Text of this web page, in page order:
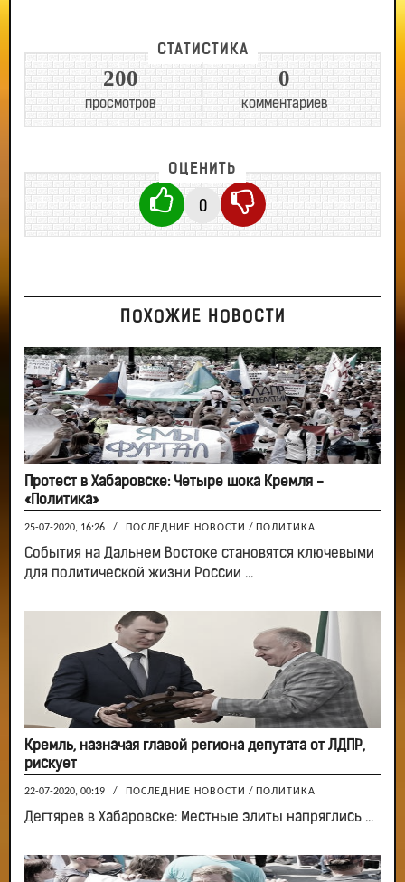
СТАТИСТИКА
200
просмотров
0
комментариев
ОЦЕНИТЬ
0
ПОХОЖИЕ НОВОСТИ
Протест в Хабаровске: Четыре шока Кремля -
«Политика»
25-07-2020, 16:26 / ПОСЛЕДНИЕ НОВОСТИ / ПОЛИТИКА
События на Дальнем Востоке становятся ключевыми
для политической жизни России ...
Кремль, назначая главой региона депутата от ЛДПР,
рискует
22-07-2020, 00:19 / ПОСЛЕДНИЕ НОВОСТИ / ПОЛИТИКА
Дегтярев в Хабаровске: Местные элиты напряглись ...